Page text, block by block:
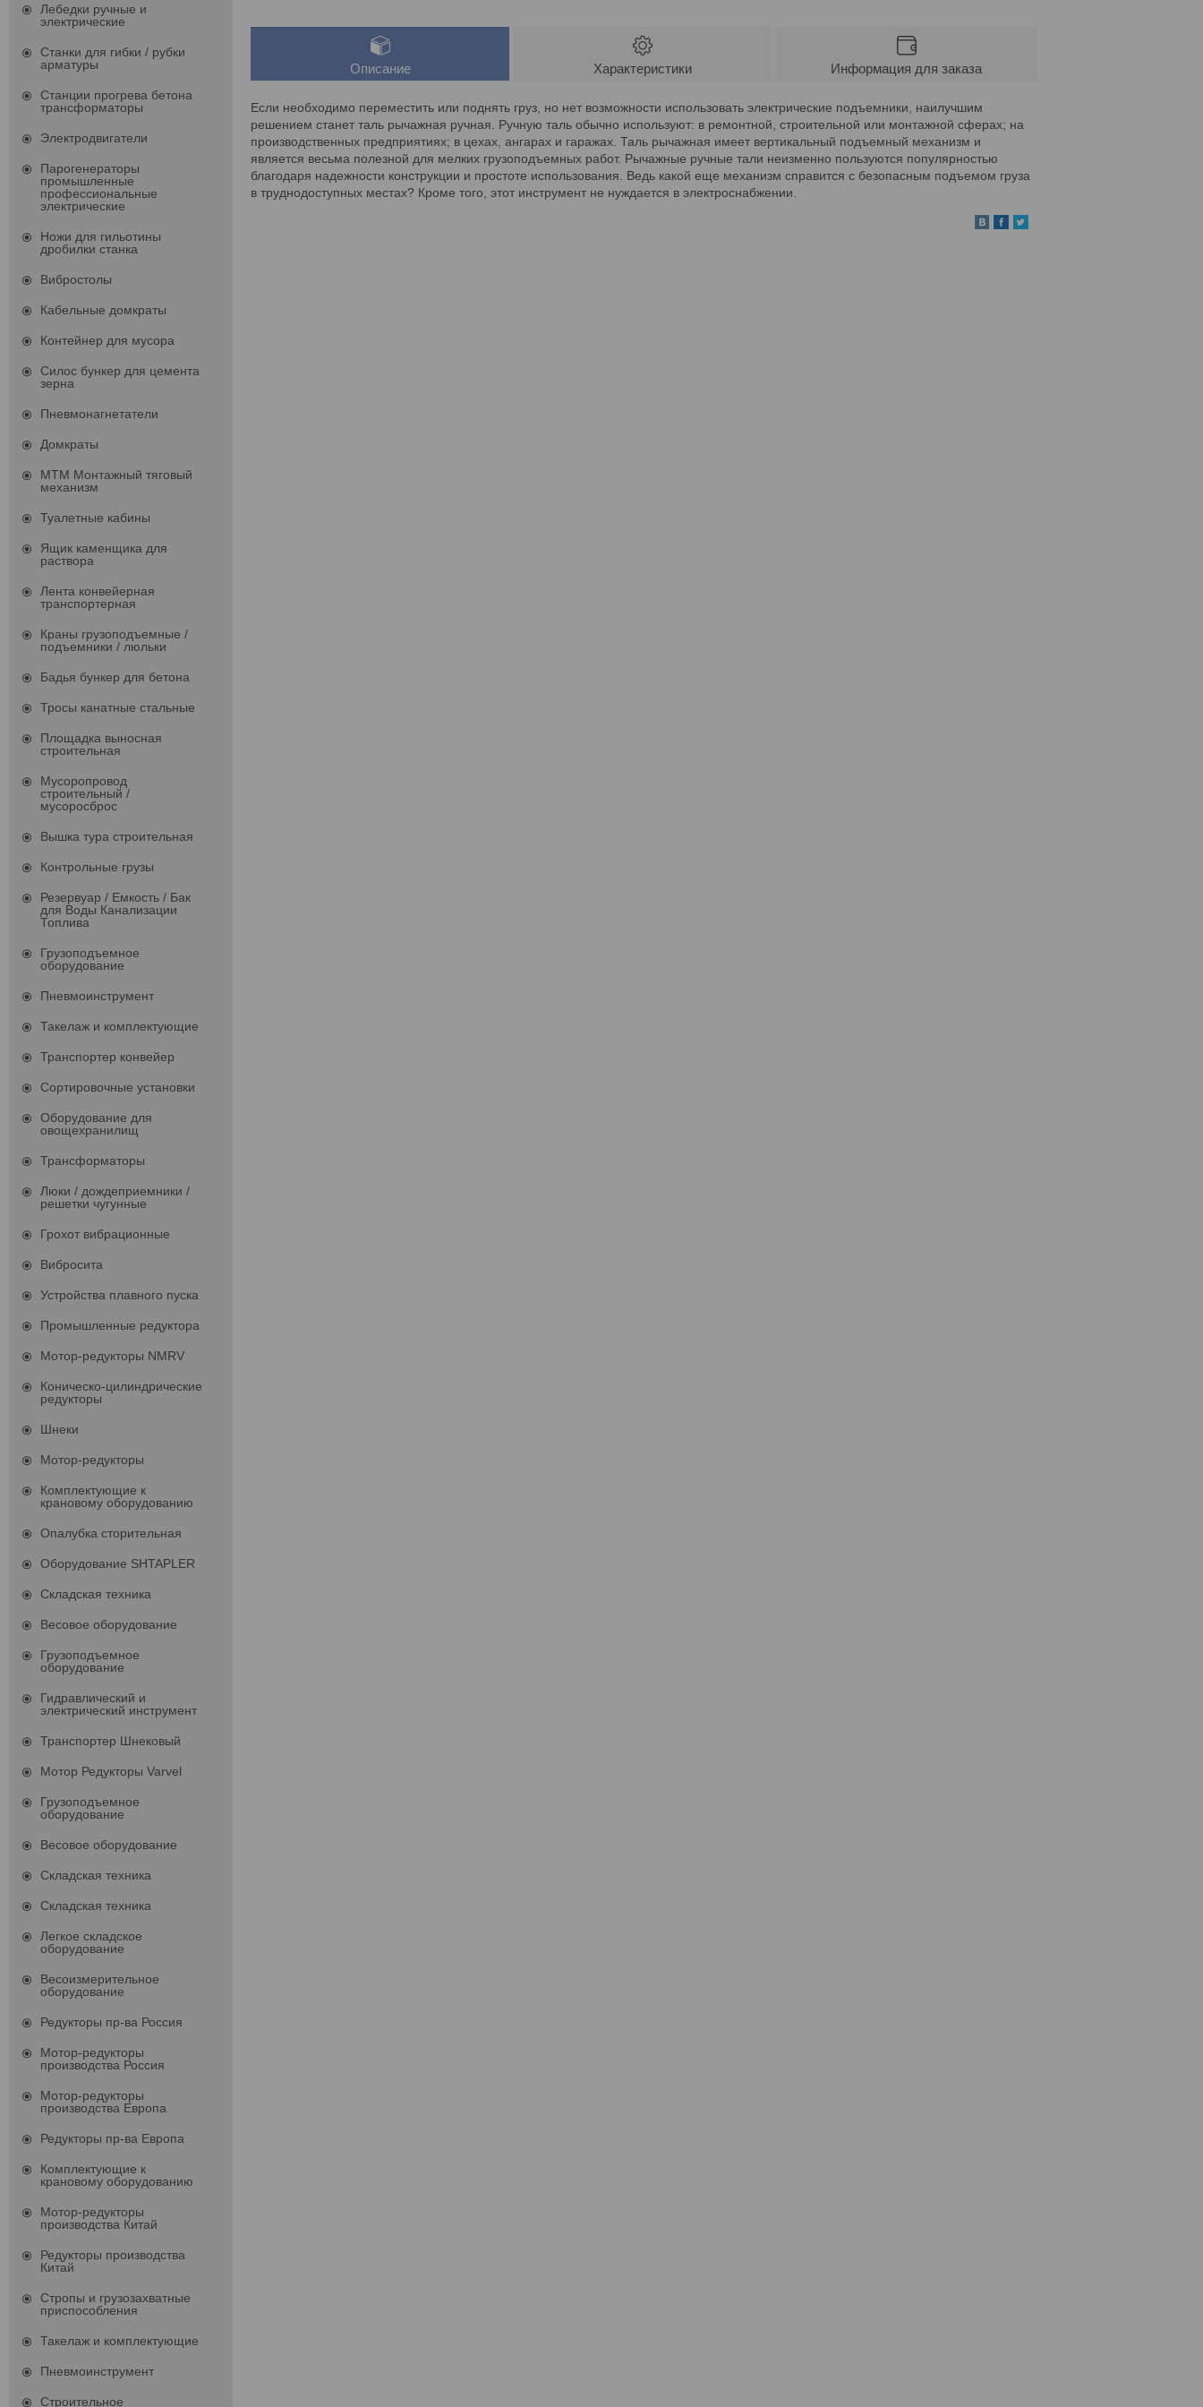
Описание Характеристики Информация для заказа
Если необходимо переместить или поднять груз, но нет возможности использовать электрические подъемники, наилучшим
решением станет таль рычажная ручная. Ручную таль обычно используют: в ремонтной, строительной или монтажной сферах; на
производственных предприятиях; в цехах, ангарах и гаражах. Таль рычажная имеет вертикальный подъемный механизм и
является весьма полезной для мелких грузоподъемных работ. Рычажные ручные тали неизменно пользуются популярностью
благодаря надежности конструкции и простоте использования. Ведь какой еще механизм справится с безопасным подъемом груза
в труднодоступных местах? Кроме того, этот инструмент не нуждается в электроснабжении.
Лебедки ручные и
электрические
Станки для гибки / рубки
арматуры
Станции прогрева бетона
трансформаторы
Электродвигатели
Парогенераторы
промышленные
профессиональные
электрические
Ножи для гильотины
дробилки станка
Вибростолы
Кабельные домкраты
Контейнер для мусора
Силос бункер для цемента
зерна
Пневмонагнетатели
Домкраты
МТМ Монтажный тяговый
механизм
Туалетные кабины
Ящик каменщика для
раствора
Лента конвейерная
транспортерная
Краны грузоподъемные /
подъемники / люльки
Бадья бункер для бетона
Тросы канатные стальные
Площадка выносная
строительная
Мусоропровод
строительный /
мусоросброс
Вышка тура строительная
Контрольные грузы
Резервуар / Емкость / Бак
для Воды Канализации
Топлива
Грузоподъемное
оборудование
Пневмоинструмент
Такелаж и комплектующие
Транспортер конвейер
Сортировочные установки
Оборудование для
овощехранилищ
Трансформаторы
Люки / дождеприемники /
решетки чугунные
Грохот вибрационные
Вибросита
Устройства плавного пуска
Промышленные редуктора
Мотор-редукторы NMRV
Коническо-цилиндрические
редукторы
Шнеки
Мотор-редукторы
Комплектующие к
крановому оборудованию
Опалубка сторительная
Оборудование SHTAPLER
Складская техника
Весовое оборудование
Грузоподъемное
оборудование
Гидравлический и
электрический инструмент
Транспортер Шнековый
Мотор Редукторы Varvel
Грузоподъемное
оборудование
Весовое оборудование
Складская техника
Складская техника
Легкое складское
оборудование
Весоизмерительное
оборудование
Редукторы пр-ва Россия
Мотор-редукторы
производства Россия
Мотор-редукторы
производства Европа
Редукторы пр-ва Европа
Комплектующие к
крановому оборудованию
Мотор-редукторы
производства Китай
Редукторы производства
Китай
Стропы и грузозахватные
приспособления
Такелаж и комплектующие
Пневмоинструмент
Строительное